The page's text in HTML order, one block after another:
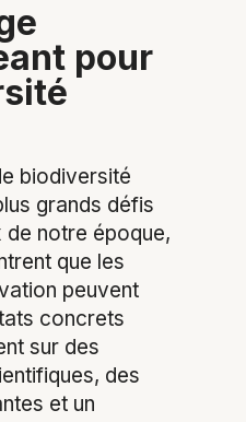
pour
biodiversité
grands défis
de notre époque,
que les
peuvent
concrets
sur des
des
et un